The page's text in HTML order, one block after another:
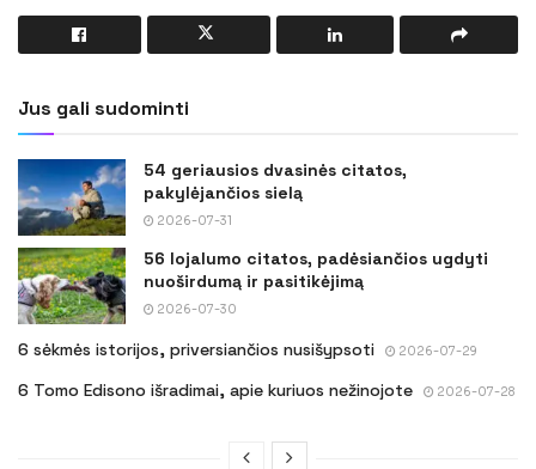
Jus gali sudominti
54 geriausios dvasinės citatos,
pakylėjančios sielą
2026-07-31
56 lojalumo citatos, padėsiančios ugdyti
nuoširdumą ir pasitikėjimą
2026-07-30
6 sėkmės istorijos, priversiančios nusišypsoti 2026-07-29
6 Tomo Edisono išradimai, apie kuriuos nežinojote 2026-07-28